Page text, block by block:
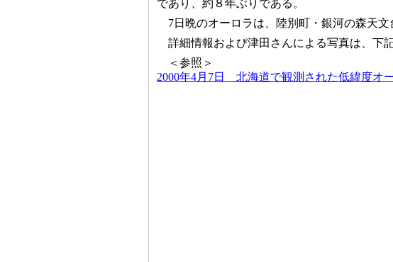
であり、約８年ぶりである。
7日晩のオーロラは、陸別町・銀河の森天
詳細情報および津田さんによる写真は、下
＜参照＞
2000年4月7日 北海道で観測された低緯度オ